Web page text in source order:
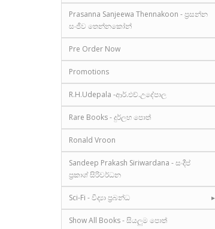
Prasanna Sanjeewa Thennakoon - ප්‍රසන්න
සංජීව තෙන්නකෝන්
Pre Order Now
Promotions
R.H.Udepala -ආර්.එච්.උදේපාල
Rare Books - දුර්ලභ පොත්
Ronald Vroon
Sandeep Prakash Siriwardana - සංදීප්
ප්‍රකාශ් සිරිවර්ධන
Sci-Fi - විද්‍යා ප්‍රබන්ධ
Show All Books - සියලුම පොත්